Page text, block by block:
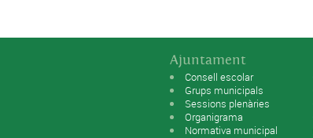
Ajuntament
Consell escolar
Grups municipals
Sessions plenàries
Organigrama
Normativa municipal